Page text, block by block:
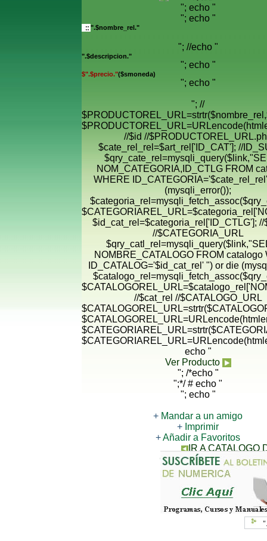
"; echo "
"; echo "
".$nombre_rel."
"; //echo "
".$descripcion."
"; echo "
$".$precio."($smoneda)
"; echo "
"; //
//$id //
$cate_rel_rel=$art_rel['ID_CAT']; //
NOM_CATEGORIA,ID_CTLG FROM
WHERE
(mysqli_error());
$id_cat_rel=$categoria_rel['ID_CTLG']; //
//$CATEGORIA_URL
NOMBRE_CATALOGO FROM catalogo
ID_CATALOG='$id_cat_rel' ") or die
//$cat_rel //$CATALOGO_URL
echo "
Ver Producto
"; /*echo "
";*/ # echo "
"; echo "
+ Mandar a un amigo
+ Imprimir
+Añadir a Favoritos
IR A CATALOGO
CONTACTANOS PARA